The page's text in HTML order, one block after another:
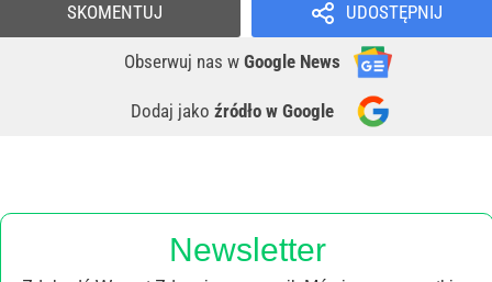
UDOSTĘPNIJ
Obserwuj nas w Google News
Dodaj jako źródło w Google
SKOMENTUJ
Newsletter